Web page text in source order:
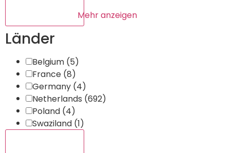
Mehr anzeigen
Länder
Belgium (5)
France (8)
Germany (4)
Netherlands (692)
Poland (4)
Swaziland (1)